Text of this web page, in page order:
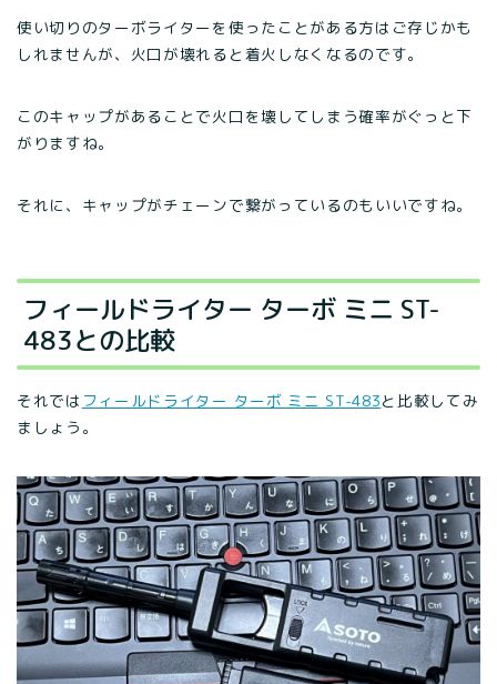
使い切りのターボライターを使ったことがある方はご存じかも
しれませんが、火口が壊れると着火しなくなるのです。
このキャップがあることで火口を壊してしまう確率がぐっと下
がりますね。
それに、キャップがチェーンで繋がっているのもいいですね。
フィールドライター ターボ ミニ ST-
483との比較
それでは フィールドライター ターボ ミニ ST-483と比較してみ
ましょう。